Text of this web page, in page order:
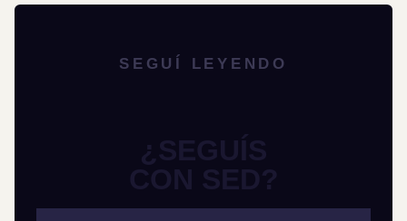
SEGUÍ LEYENDO
¿SEGUÍS
CON SED?